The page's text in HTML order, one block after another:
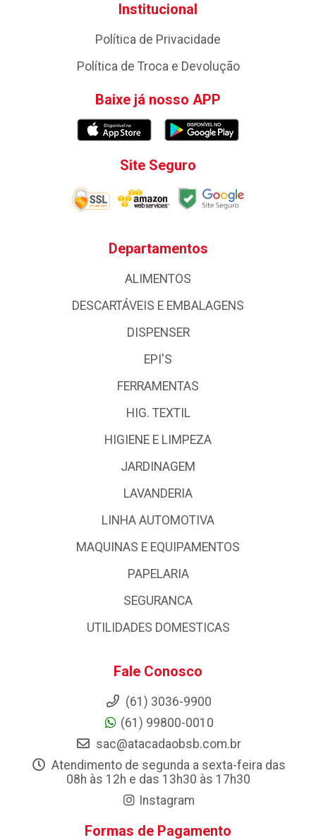
Institucional
Política de Privacidade
Política de Troca e Devolução
Baixe já nosso APP
Site Seguro
Departamentos
ALIMENTOS
DESCARTÁVEIS E EMBALAGENS
DISPENSER
EPI'S
FERRAMENTAS
HIG. TEXTIL
HIGIENE E LIMPEZA
JARDINAGEM
LAVANDERIA
LINHA AUTOMOTIVA
MAQUINAS E EQUIPAMENTOS
PAPELARIA
SEGURANCA
UTILIDADES DOMESTICAS
Fale Conosco
(61) 3036-9900
(61) 99800-0010
sac@atacadaobsb.com.br
Atendimento de segunda a sexta-feira das
08h às 12h e das 13h30 às 17h30
Instagram
Formas de Pagamento